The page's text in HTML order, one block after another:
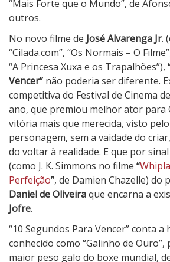
r
a
e
n
c
e
r
“Mais Forte que o Mundo”, de
outros.
No novo filme de José Alvarenga Jr.
“Cilada.com”, “Os Normais – O
“A Princesa Xuxa e os Trapalhões”),
Vencer” não poderia ser diferente.
competitiva do Festival de Cinema
ano, que premiou melhor ator para
vitória mais que merecida, visto
personagem, sem a vaidade do
do voltar à realidade. E que por
(como J. K. Simmons no filme “
Perfeição”, de Damien Chazelle)
Daniel de Oliveiraque encarna a
Jofre.
“10 Segundos Para Vencer” conta
conhecido como “Galinho de
maior peso galo do boxe mundial,